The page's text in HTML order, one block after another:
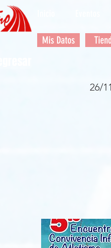
Mis Datos
26/